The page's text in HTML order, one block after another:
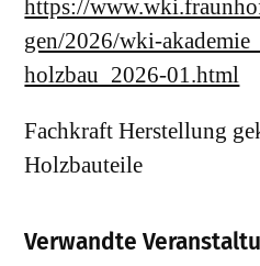
https://
gen/2026/wki-
holzbau_2026-01.html
Fachkraft Herstellung
Holzbauteile
Verwandte